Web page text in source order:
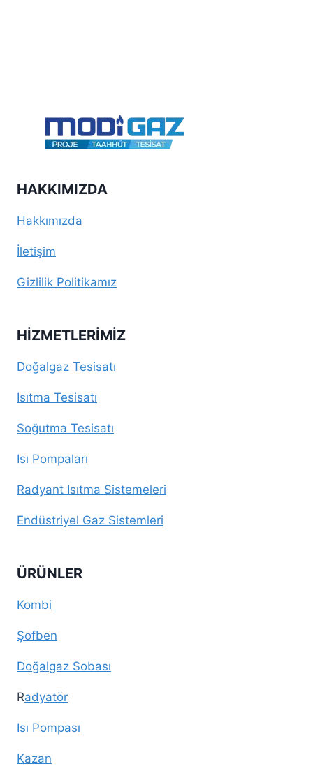
HAKKIMIZDA
Hakkımızda
İletişim
Gizlilik Politikamız
HIZMETLERIMIZ
Doğalgaz Tesisatı
Isıtma Tesisatı
Soğutma Tesisatı
Isı Pompaları
Radyant Isıtma Sistemeleri
Endüstriyel Gaz Sistemleri
ÜRÜNLER
Kombi
Şofben
Doğalgaz Sobası
Radyatör
Isı Pompası
Kazan